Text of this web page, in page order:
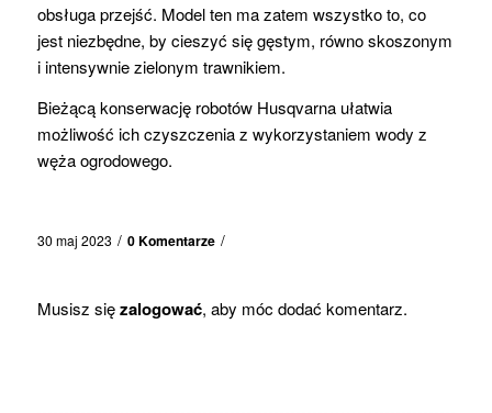
obsługa przejść. Model ten ma zatem wszystko to, co
jest niezbędne, by cieszyć się gęstym, równo skoszonym
i intensywnie zielonym trawnikiem.
Bieżącą konserwację robotów Husqvarna ułatwia
możliwość ich czyszczenia z wykorzystaniem wody z
węża ogrodowego.
30 maj 2023 / 0 Komentarze /
Musisz sięzalogować, aby móc dodać komentarz.